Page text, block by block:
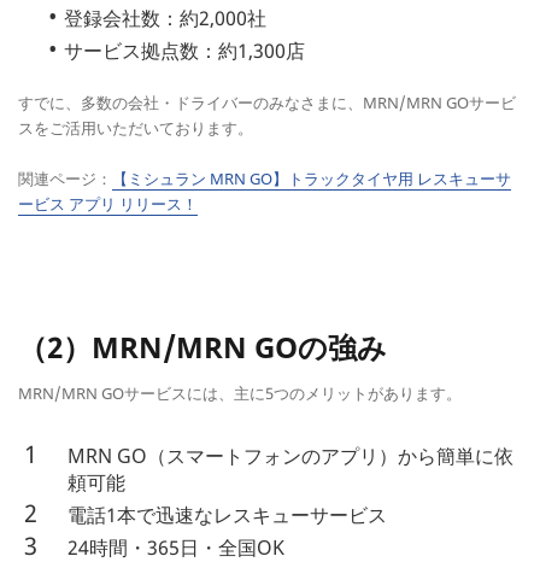
登録会社数：約2,000社
サービス拠点数：約1,300店
すでに、多数の会社・ドライバーのみなさまに、MRN/MRN GOサービ
スをご活用いただいております。
関連ページ：
【ミシュラン MRN GO】トラックタイヤ用 レスキューサ
ービス アプリ リリース！
（2）MRN/MRN GOの強み
MRN/MRN GOサービスには、主に5つのメリットがあります。
MRN GO（スマートフォンのアプリ）から簡単に依
頼可能
電話1本で迅速なレスキューサービス
24時間・365日・全国OK